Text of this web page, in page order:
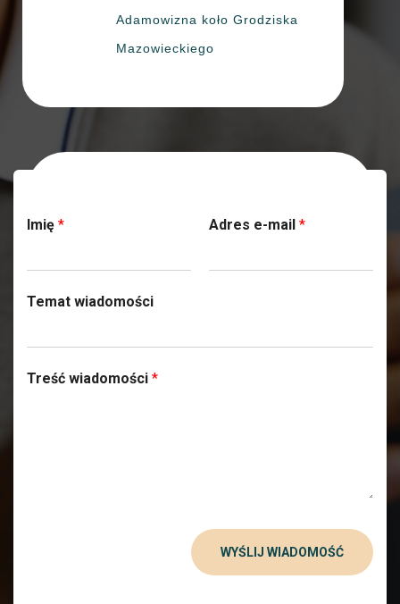
Adamowizna koło Grodziska
Mazowieckiego
Imię * Adres e-mail *
Temat wiadomości
Treść wiadomości *
WYŚLIJ WIADOMOŚĆ